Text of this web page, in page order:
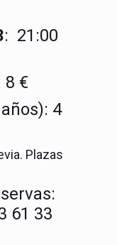
: 21:00
8 €
4
Plazas
61 33